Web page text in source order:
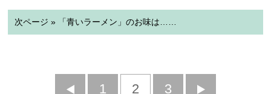
次ページ » 「青いラーメン」のお味は……
前
1 2 3